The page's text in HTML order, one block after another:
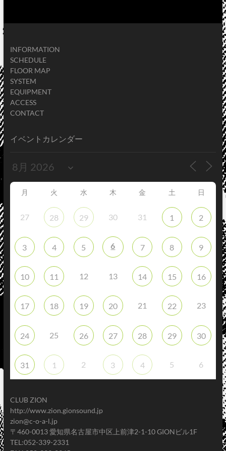
INFORMATION
SCHEDULE
FLOOR MAP
SYSTEM
EQUIPMENT
ACCESS
CONTACT
イベントカレンダー
月 火 水 木 金 土 日
27 28 29 30 31 1 2
3 4 5 6 7 8 9
10 11 12 13 14 15 16
17 18 19 20 21 22 23
24 25 26 27 28 29 30
31 1 2 3 4 5 6
CLUB ZION
http://www.zion.gionsound.jp
zion@c-o-a-l.jp
〒460-0013 愛知県名古屋市中区上前津2-1-10 GIONビル1F
TEL:052-339-2331